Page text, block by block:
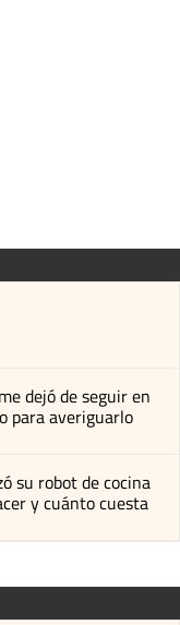
dejó de seguir en
para averiguarlo
su robot de cocina
y cuánto cuesta